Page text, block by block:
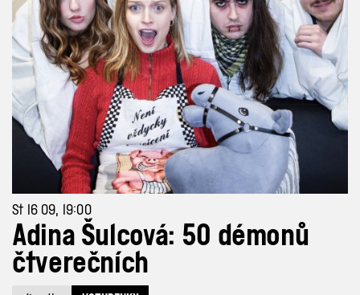
St 16 09, 19:00
Adina Šulcová: 50 démonů
čtverečních